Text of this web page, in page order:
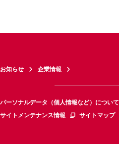
お知らせ 企業情報
パーソナルデータ（個人情報など）について
サイトメンテナンス情報
サイトマップ